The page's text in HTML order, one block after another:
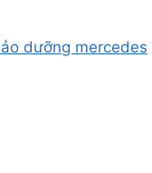
dưỡng mercedes